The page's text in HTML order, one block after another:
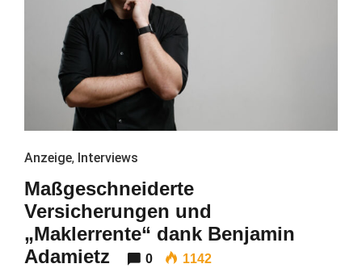
Anzeige, Interviews
Maßgeschneiderte
Versicherungen und
„Maklerrente“ dank Benjamin
Adamietz
0 1142